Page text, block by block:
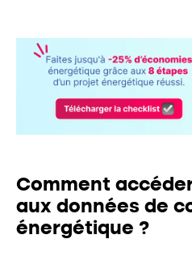
Comment
aux données de
énergétique ?